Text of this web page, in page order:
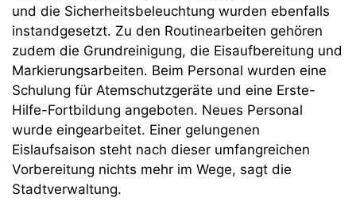
und die Sicherheitsbeleuchtung wurden ebenfalls
instandgesetzt. Zu den Routinearbeiten gehören
zudem die Grundreinigung, die Eisaufbereitung und
Markierungsarbeiten. Beim Personal wurden eine
Schulung für Atemschutzgeräte und eine Erste-
Hilfe-Fortbildung angeboten. Neues Personal
wurde eingearbeitet. Einer gelungenen
Eislaufsaison steht nach dieser umfangreichen
Vorbereitung nichts mehr im Wege, sagt die
Stadtverwaltung.